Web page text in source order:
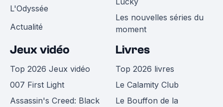
L'Odyssée
Actualité
Les nouvelles séries du
moment
Jeux vidéo
Top 2026 Jeux vidéo
007 First Light
Assassin's Creed: Black
Livres
Top 2026 livres
Le Calamity Club
Le Bouffon de la